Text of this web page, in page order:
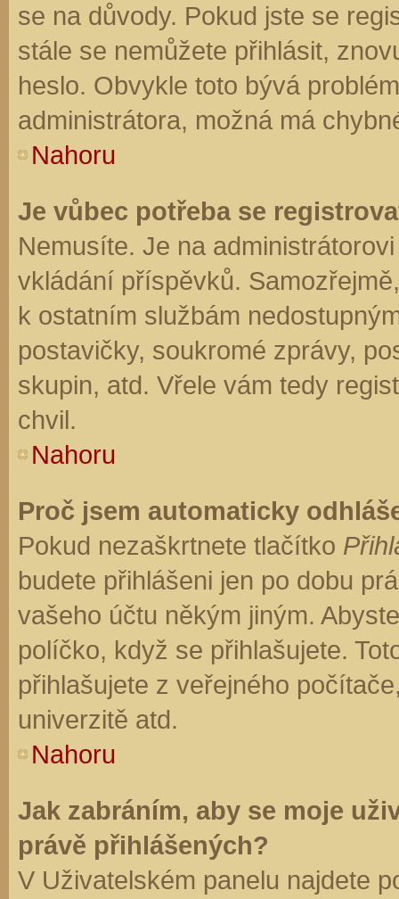
se na důvody. Pokud jste se
stále se nemůžete přihlásit,
heslo. Obvykle toto bývá
administrátora, možná má
Nahoru
Je vůbec potřeba se
Nemusíte. Je na
vkládání příspěvků.
k ostatním službám
postavičky, soukromé zprávy,
skupin, atd. Vřele vám tedy
chvil.
Nahoru
Proč jsem automaticky
Pokud nezaškrtnete tlačítko
budete přihlášeni jen po dobu
vašeho účtu někým jiným.
políčko, když se přihlašujete.
přihlašujete z veřejného
univerzitě atd.
Nahoru
Jak zabráním, aby se moje
právě přihlášených?
V Uživatelském panelu najdete